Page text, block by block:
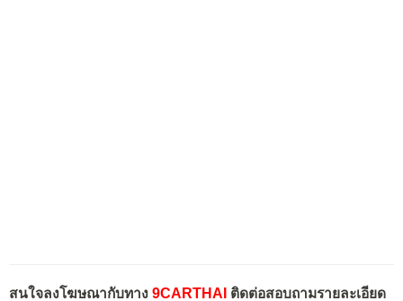
สนใจลงโฆษณากับทาง 9CARTHAI ติดต่อสอบถามรายละเอียด